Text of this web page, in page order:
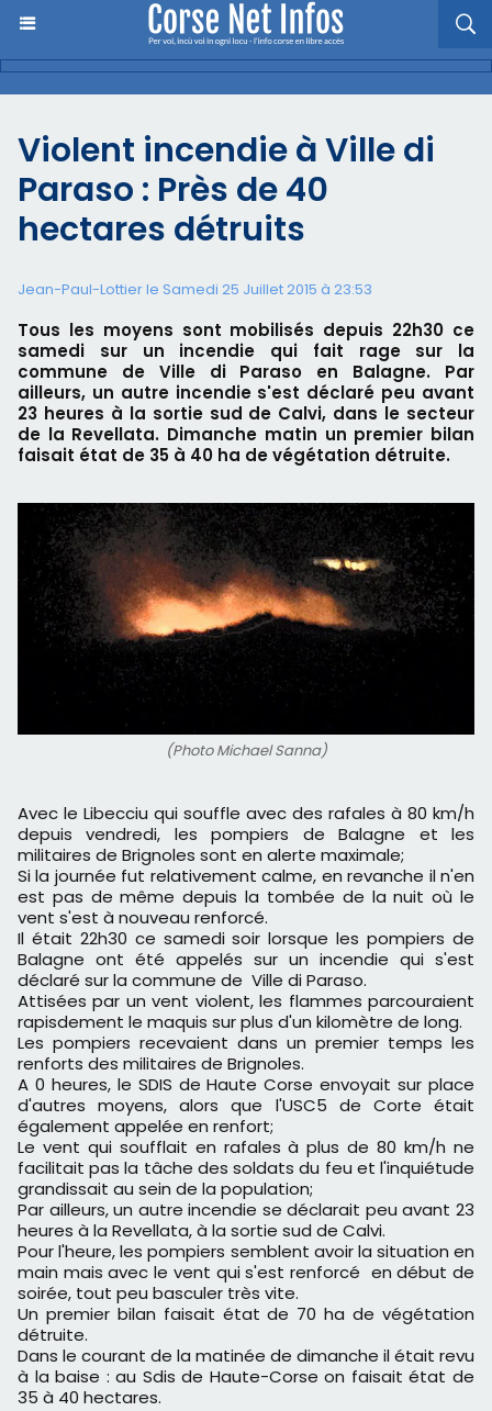
Violent incendie à Ville di
Paraso : Près de 40
hectares détruits
Jean-Paul-Lottier le Samedi 25 Juillet 2015 à 23:53
Tous les moyens sont mobilisés depuis 22h30 ce
samedi sur un incendie qui fait rage sur la
commune de Ville di Paraso en Balagne. Par
ailleurs, un autre incendie s'est déclaré peu avant
23 heures à la sortie sud de Calvi, dans le secteur
de la Revellata. Dimanche matin un premier bilan
faisait état de 35 à 40 ha de végétation détruite.
(Photo Michael Sanna)
Avec le Libecciu qui souffle avec des rafales à 80 km/h
depuis vendredi, les pompiers de Balagne et les
militaires de Brignoles sont en alerte maximale;
Si la journée fut relativement calme, en revanche il n'en
est pas de même depuis la tombée de la nuit où le
vent s'est à nouveau renforcé.
Il était 22h30 ce samedi soir lorsque les pompiers de
Balagne ont été appelés sur un incendie qui s'est
déclaré sur la commune de Ville di Paraso.
Attisées par un vent violent, les flammes parcouraient
rapisdement le maquis sur plus d'un kilomètre de long.
Les pompiers recevaient dans un premier temps les
renforts des militaires de Brignoles.
A 0 heures, le SDIS de Haute Corse envoyait sur place
d'autres moyens, alors que l'USC5 de Corte était
également appelée en renfort;
Le vent qui soufflait en rafales à plus de 80 km/h ne
facilitait pas la tâche des soldats du feu et l'inquiétude
grandissait au sein de la population;
Par ailleurs, un autre incendie se déclarait peu avant 23
heures à la Revellata, à la sortie sud de Calvi.
Pour l'heure, les pompiers semblent avoir la situation en
main mais avec le vent qui s'est renforcé en début de
soirée, tout peu basculer très vite.
Un premier bilan faisait état de 70 ha de végétation
détruite.
Dans le courant de la matinée de dimanche il était revu
à la baise : au Sdis de Haute-Corse on faisait état de
35 à 40 hectares.